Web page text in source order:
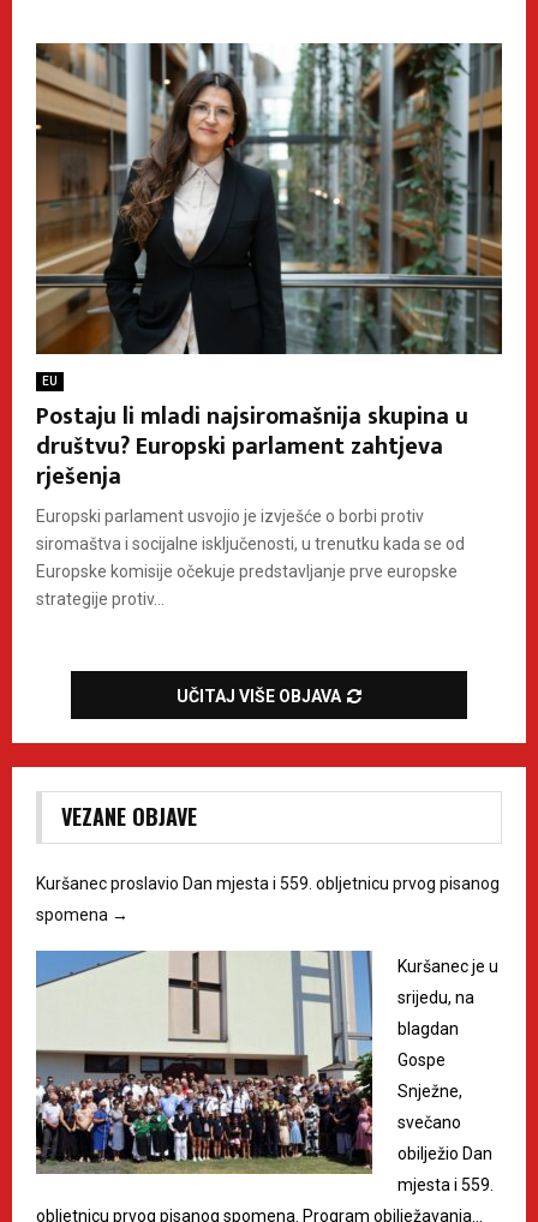
EU
Postaju li mladi najsiromašnija skupina u
društvu? Europski parlament zahtjeva
rješenja
Europski parlament usvojio je izvješće o borbi protiv
siromaštva i socijalne isključenosti, u trenutku kada se od
Europske komisije očekuje predstavljanje prve europske
strategije protiv...
UČITAJ VIŠE OBJAVA
VEZANE OBJAVE
Kuršanec proslavio Dan mjesta i 559. obljetnicu prvog pisanog
spomena →
Kuršanec je u
srijedu, na
blagdan
Gospe
Snježne,
svečano
obilježio Dan
mjesta i 559.
obljetnicu prvog pisanog spomena. Program obilježavanja…